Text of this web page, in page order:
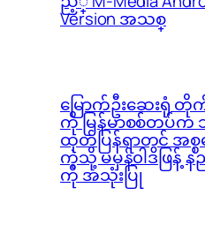
Version အသစ္
မြောက်ဦးဆေးရုံ
ကို မြန်မာစစ်တပ်က
ထုတ်ပြန်ရာတွင် အစ္စ
ကဲ့သို့ မမှန်၀ါဒဖြန့်
ကို အသုံးပြု